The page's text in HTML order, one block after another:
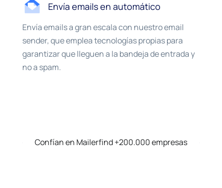
Envía emails en automático
Envía emails a gran escala con nuestro email
sender, que emplea tecnologías propias para
garantizar que lleguen a la bandeja de entrada y
no a spam.
Confían en Mailerfind +200.000 empresas